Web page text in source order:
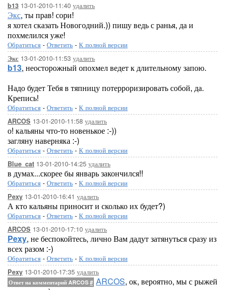
b13 13-01-2010-11:40 удалить
Экс, ты прав! сори!
я хотел сказать Новогодний.)) пишу ведь с ранья, да и
похмелился уже!
Обратиться - Ответить - К полной версии
Экс 13-01-2010-11:53 удалить
b13, неосторожный опохмел ведет к длительному запою.
Надо будет Тебя в тяпницу потерроризировать собой, да.
Крепись!
Обратиться - Ответить - К полной версии
ARCOS 13-01-2010-11:58 удалить
о! кальяны что-то новенькое :-))
загляну наверняка :-)
Обратиться - Ответить - К полной версии
Blue_cat 13-01-2010-14:25 удалить
в думах...скорее бы январь закончился!!
Обратиться - Ответить - К полной версии
Pexy 13-01-2010-16:41 удалить
А кто кальяны приносит и сколько их будет?)
Обратиться - Ответить - К полной версии
ARCOS 13-01-2010-17:10 удалить
Pexy, не беспокойтесь, лично Вам дадут затянуться сразу из
всех разом :-)
Обратиться - Ответить - К полной версии
Pexy 13-01-2010-17:35 удалить
Ответ на комментарий ARCOS # ARCOS, ок, вероятно, мы с рыжей